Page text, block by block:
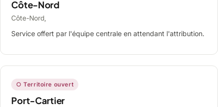
Côte-Nord
Côte-Nord,
Service offert par l'équipe centrale en attendant l'attribution.
○ Territoire ouvert
Port-Cartier